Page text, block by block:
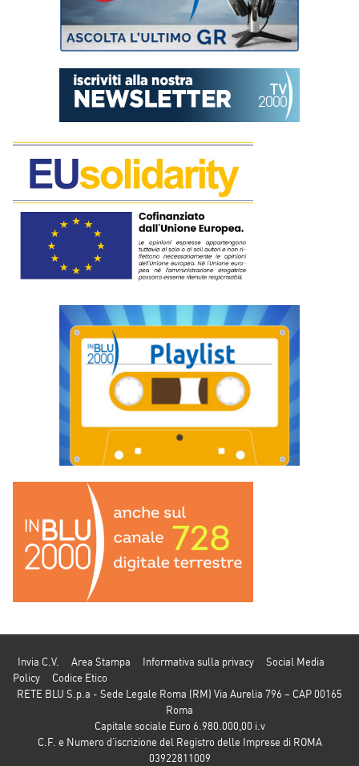
Invia C.V. Area Stampa Informativa sulla privacy
Social Media
Policy
Codice Etico
RETE BLU S.p.a - Sede Legale Roma (RM) Via Aurelia 796 – CAP 00165
Roma
Capitale sociale Euro 6.980.000,00 i.v
C.F. e Numero d’iscrizione del Registro delle Imprese di ROMA
03922811009